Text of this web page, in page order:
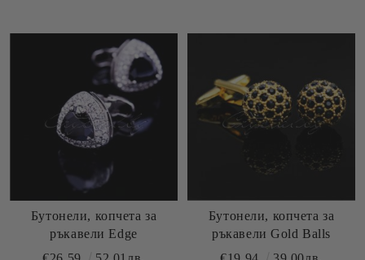
Бутонели, копчета за
ръкавели Edge
Бутонели, копчета за
ръкавели Gold Balls